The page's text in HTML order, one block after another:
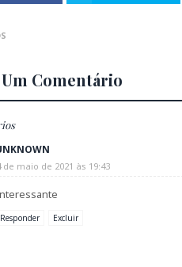
Comentário
de maio de 2021 às 19:43
Responder Excluir